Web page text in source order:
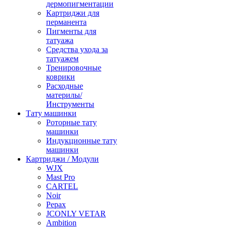
дермопигментации
Картриджи для
перманента
Пигменты для
татуажа
Средства ухода за
татуажем
Тренировочные
коврики
Расходные
материлы/
Инструменты
Тату машинки
Роторные тату
машинки
Индукционные тату
машинки
Картриджи / Модули
WJX
Mast Pro
CARTEL
Noir
Pepax
JCONLY VETAR
Ambition